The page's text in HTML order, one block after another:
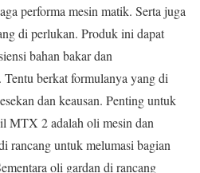
performa mesin matik. Serta juga
di perlukan. Produk ini dapat
bahan bakar dan
berkat formulanya yang di
dan keausan. Penting untuk
MTX 2 adalah oli mesin dan
rancang untuk melumasi bagian
oli gardan di rancang